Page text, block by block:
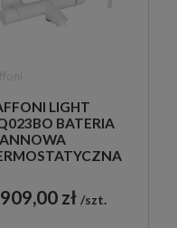
LIGHT
BATERIA
BIAŁA
zł szt.